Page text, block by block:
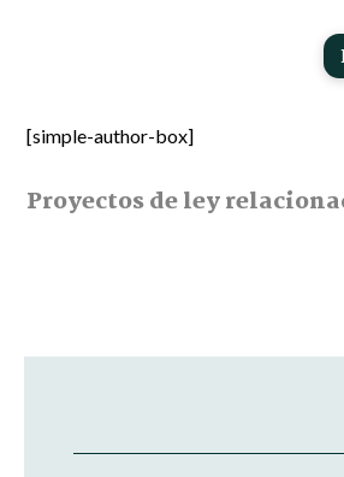
[simple-author-box]
Proyectos de ley